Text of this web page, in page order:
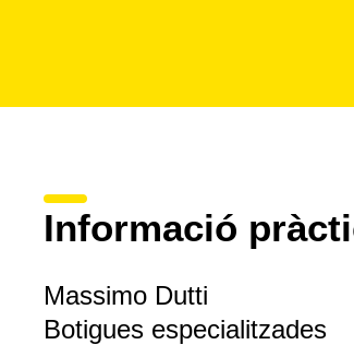
Informació
Massimo Dutti
Botigues especialitzades